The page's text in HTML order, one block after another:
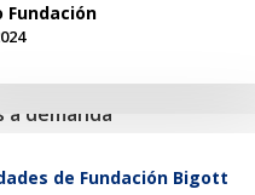
Fundación
de Fundación Bigott